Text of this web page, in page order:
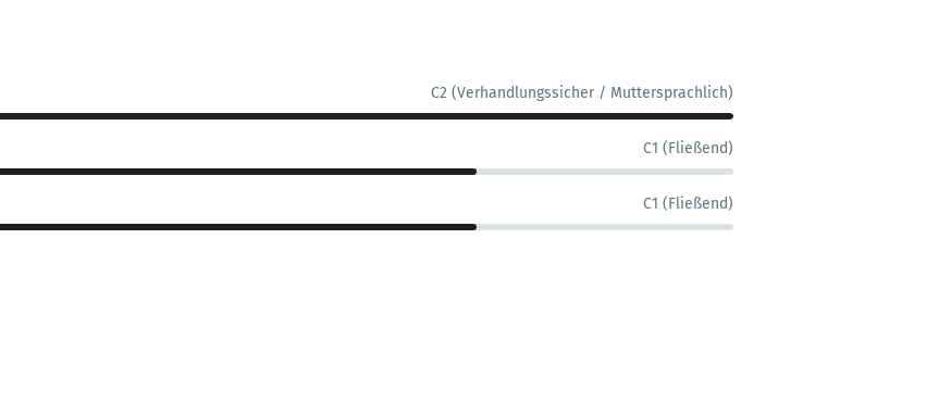
C2 (Verhandlungssicher / Muttersprachlich)
C1 (Fließend)
C1 (Fließend)